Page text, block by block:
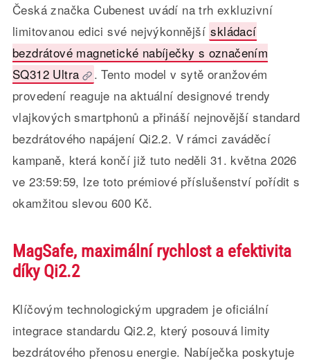
Česká značka Cubenest uvádí na trh exkluzivní
limitovanou edici své nejvýkonnější skládací
bezdrátové magnetické nabíječky s označením
SQ312 Ultra
. Tento model v sytě oranžovém
provedení reaguje na aktuální designové trendy
vlajkových smartphonů a přináší nejnovější standard
bezdrátového napájení Qi2.2. V rámci zaváděcí
kampaně, která končí již tuto neděli 31. května 2026
ve 23:59:59, lze toto prémiové příslušenství pořídit s
okamžitou slevou 600 Kč.
MagSafe, maximální rychlost a efektivita
díky Qi2.2
Klíčovým technologickým upgradem je oficiální
integrace standardu Qi2.2, který posouvá limity
bezdrátového přenosu energie. Nabíječka poskytuje